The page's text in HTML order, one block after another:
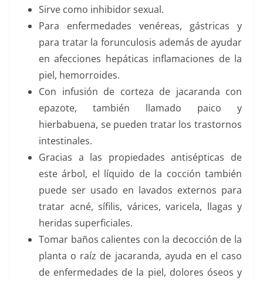
Sirve como inhibidor sexual.
Para enfermedades venéreas, gástricas y
para tratar la forunculosis además de ayudar
en afecciones hepáticas inflamaciones de la
piel, hemorroides.
Con infusión de corteza de jacaranda con
epazote, también llamado paico y
hierbabuena, se pueden tratar los trastornos
intestinales.
Gracias a las propiedades antisépticas de
este árbol, el líquido de la cocción también
puede ser usado en lavados externos para
tratar acné, sífilis, várices, varicela, llagas y
heridas superficiales.
Tomar baños calientes con la decocción de la
planta o raíz de jacaranda, ayuda en el caso
de enfermedades de la piel, dolores óseos y